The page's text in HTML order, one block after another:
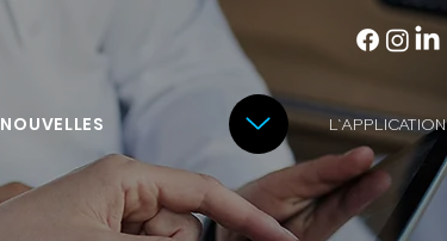
NOUVELLES L'APPLICATION